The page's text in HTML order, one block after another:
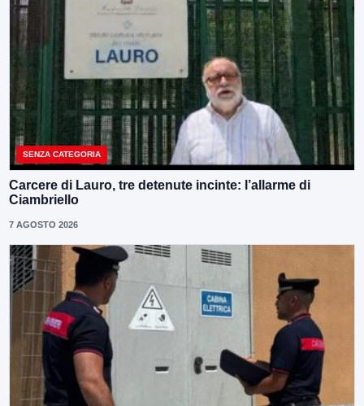
SENZA CATEGORIA
Carcere di Lauro, tre detenute incinte: l’allarme di
Ciambriello
7 AGOSTO 2026